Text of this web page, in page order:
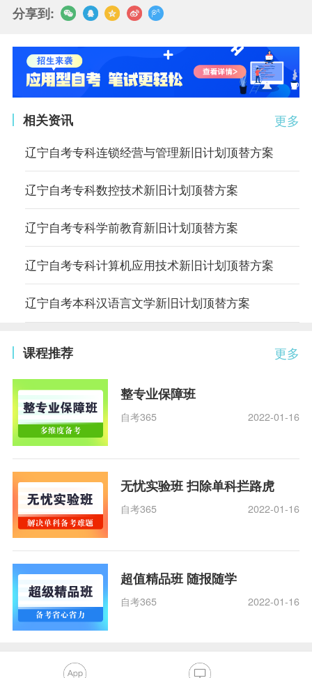
分享到:
更多
相关资讯
辽宁自考专科连锁经营与管理新旧计划顶替方案
辽宁自考专科数控技术新旧计划顶替方案
辽宁自考专科学前教育新旧计划顶替方案
辽宁自考专科计算机应用技术新旧计划顶替方案
辽宁自考本科汉语言文学新旧计划顶替方案
更多
课程推荐
整专业保障班
自考365 2022-01-16
无忧实验班 扫除单科拦路虎
自考365 2022-01-16
超值精品班 随报随学
自考365 2022-01-16